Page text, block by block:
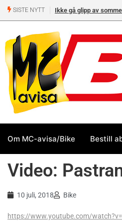
SISTE NYTT Ikke gå glipp av
Om MC-avisa/Bike Bestill
Video:
10 juli, 2018 Bike
https://www.youtube.com/